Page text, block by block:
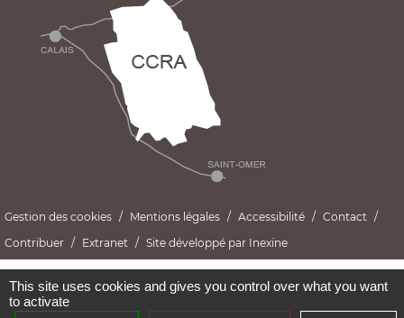
Gestion des cookies Mentions légales Accessibilité
Contact
Contribuer
Extranet Site développé par Inexine
This site uses cookies and gives you control over what you want
to activate